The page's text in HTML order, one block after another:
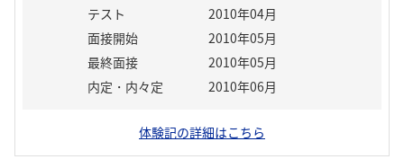
テスト
2010年04月
面接開始
2010年05月
最終面接
2010年05月
内定・内々定
2010年06月
体験記の詳細はこちら